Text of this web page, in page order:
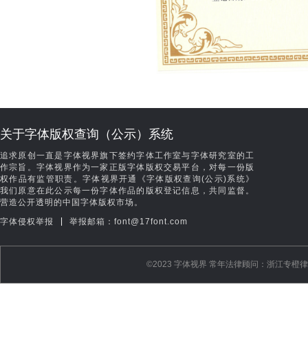
关于字体版权查询（公示）系统
追求原创一直是字体视界旗下签约字体工作室与字体研究室的工
作宗旨。字体视界作为一家正版字体版权交易平台，对每一份版
权作品有监管职责。字体视界开通《字体版权查询(公示)系统》
我们原意在此公示每一份字体作品的版权登记信息，共同监督。
营造公开透明的中国字体版权市场。
字体侵权举报 举报邮箱：font@17font.com
©️2023 字体视界 常年法律顾问：浙江专橙